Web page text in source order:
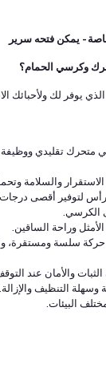
- يمكن فتحه سرير
وكرسي الحمام؟
يوفر لك ولأحبائك
تقليدي ووظيفة
والسلامة
لتوفير أقصى درجات
الكرسي.
وراحة الساقين.
حركة سلسة ومستقرة،
والأمان عند
التنظيف والإزالة.
البيئات.